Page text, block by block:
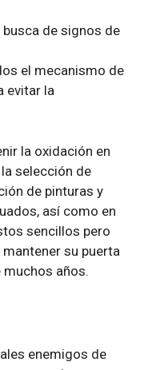
de signos de
​​el mecanismo de
evitar la
la oxidación en
selección de
de pinturas y
así como en
sencillos pero
su puerta
años.
enemigos de